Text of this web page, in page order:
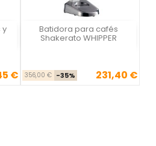
y
€
 Batidora para cafés
Shakerato WHIPPER
Precio base
356,00 € -35% Precio
231,40 €
Vista rápida